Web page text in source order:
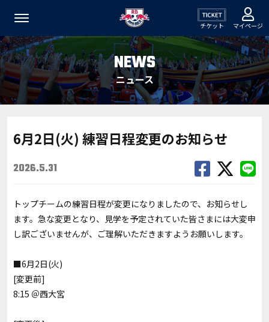
チケット マイページ
NEWS
ニュース
6月2日(火) 練習日程変更のお知らせ
2026.5.31
トップチームの練習日程が変更になりましたので、お知らせし
ます。急な変更となり、見学を予定されていた皆さまには大変申
し訳ございませんが、ご理解いただきますようお願いします。
■6月2日(火)
[変更前]
8:15 ＠西大宮